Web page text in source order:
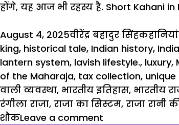
होंगे, यह आज भी रहस्य है. Short Kahani in
Posted
on
August 4, 2025Author
वीरेंद्र बहादुर सिंहकहानियां
king, historical tale, Indian history,
lantern system, lavish lifestyle., luxury,
of the Maharaja, tax collection, unique
वाली व्यवस्था, भारतीय इतिहास, भारतीय
रंगीला राजा, राजा का सिस्टम, राजा रानी
शौकLeave a comment